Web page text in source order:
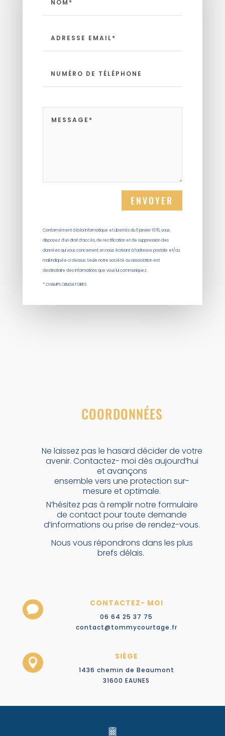
ENVOYER
Conformément à la loi Informatique et Libertés du 6 janvier 1978, vous
disposez d’un droit d’accès, de rectification et de suppression des
données qui vous concernent en nous écrivant à l’adresse postale et/ou
mail indiquée ci dessus. Seule notre société ou association est
destinataire des informations que vous lui communiquez.
* CHAMPS OBLIGATOIRES
COORDONNÉES
Ne laissez pas le hasard décider de votre
avenir. Contactez- moi dès aujourd’hui
et avançons
ensemble vers une protection sur-
mesure et optimale.
N’hésitez pas à remplir notre formulaire
de contact pour toute demande
d’informations ou prise de rendez-vous.
Nous vous répondrons dans les plus
brefs délais.
 CONTACTEZ- MOI
06 64 25 37 75
contact@tommycourtage.fr
 SIÈGE
1436 chemin de Beaumont
31600 EAUNES